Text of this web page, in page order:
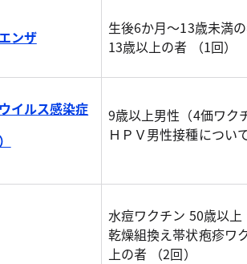
ンザ
生後6か月～13歳未満
13歳以上の者 （1回）
イルス感染症
9歳以上男性（4価ワク
ＨＰＶ男性接種につい
水痘ワクチン 50歳以上
乾燥組換え帯状疱疹ワ
上の者 （2回）